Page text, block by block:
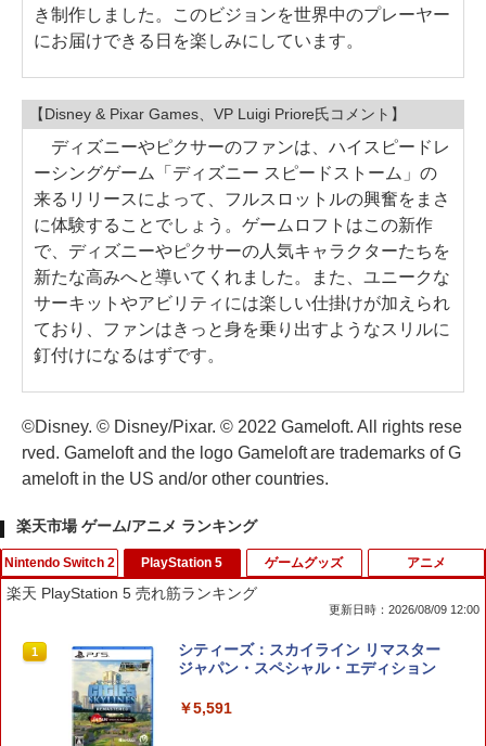
き制作しました。このビジョンを世界中のプレーヤー
にお届けできる日を楽しみにしています。
【Disney & Pixar Games、VP Luigi Priore氏コメント】
ディズニーやピクサーのファンは、ハイスピードレ
ーシングゲーム「ディズニー スピードストーム」の
来るリリースによって、フルスロットルの興奮をまさ
に体験することでしょう。ゲームロフトはこの新作
で、ディズニーやピクサーの人気キャラクターたちを
新たな高みへと導いてくれました。また、ユニークな
サーキットやアビリティには楽しい仕掛けが加えられ
ており、ファンはきっと身を乗り出すようなスリルに
釘付けになるはずです。
©Disney. © Disney/Pixar. © 2022 Gameloft. All rights rese
rved. Gameloft and the logo Gameloft are trademarks of G
ameloft in the US and/or other countries.
楽天市場 ゲーム/アニメ ランキング
Nintendo Switch 2
1
ホリ ワイヤレスホリパッド TURBO for
Nintendo Switch 2 ルビーマゼンタ [N
PlayStation 5
楽天 PlayStation 5 売れ筋ランキング
更新日時：2026/08/09 12:00
1
シティーズ：スカイライン リマスター
ジャパン・スペシャル・エディション
￥5,591
ゲームグッズ アニメ